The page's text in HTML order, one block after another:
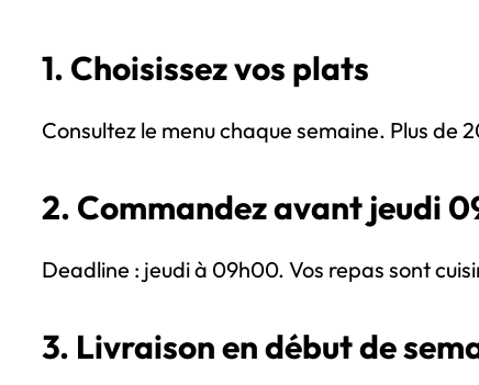
1. Choisissez vos plats
Consultez le menu chaque semaine. Plus
2. Commandez avant jeudi
Deadline : jeudi à 09h00. Vos repas sont
3. Livraison en début de